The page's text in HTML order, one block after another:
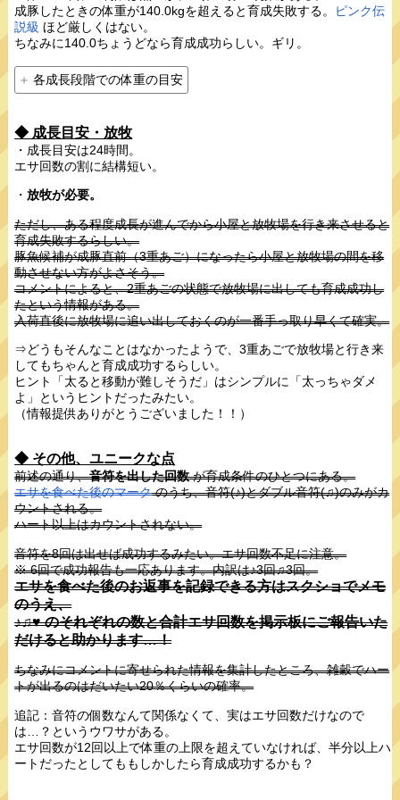
成豚したときの体重が140.0kgを超えると育成失敗する。
ピンク伝
説級 ほど厳しくはない。
ちなみに140.0ちょうどなら育成成功らしい。ギリ。
各成長段階での体重の目安
◆ 成長目安・放牧
・成長目安は24時間。
エサ回数の割に結構短い。
・放牧が必要。
ただし、ある程度成長が進んでから小屋と放牧場を行き来させると
育成失敗するらしい。
豚魚候補が成豚直前（3重あご）になったら小屋と放牧場の間を移
動させない方がよさそう。
コメントによると、2重あごの状態で放牧場に出しても育成成功し
たという情報がある。
入荷直後に放牧場に追い出しておくのが一番手っ取り早くて確実。
⇒どうもそんなことはなかったようで、3重あごで放牧場と行き来
してもちゃんと育成成功するらしい。
ヒント「太ると移動が難しそうだ」はシンプルに「太っちゃダメ
よ」というヒントだったみたい。
（情報提供ありがとうございました！！）
◆ その他、ユニークな点
前述の通り、音符を出した回数が育成条件のひとつにある。
エサを食べた後のマークのうち、音符(♪)とダブル音符(♫)のみがカ
ウントされる。
ハート以上はカウントされない。
音符を8回は出せば成功するみたい。エサ回数不足に注意。
※ 6回で成功報告も一応あります。内訳は♪3回♫3回。
エサを食べた後のお返事を記録できる方はスクショでメモ
のうえ、
♪♫♥ のそれぞれの数と合計エサ回数を掲示板にご報告いた
だけると助かります…！
ちなみにコメントに寄せられた情報を集計したところ、雑穀でハー
トが出るのはだいたい20％くらいの確率。
追記：音符の個数なんて関係なくて、実はエサ回数だけなので
は…？というウワサがある。
エサ回数が12回以上で体重の上限を超えていなければ、半分以上ハ
ートだったとしてももしかしたら育成成功するかも？